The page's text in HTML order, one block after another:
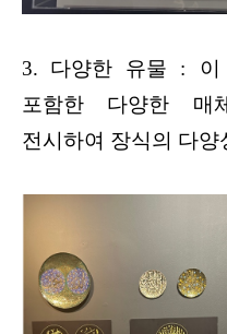
3.
다양한 유물 : 이
포함한 다양한 매
전시하여 장식의 다양